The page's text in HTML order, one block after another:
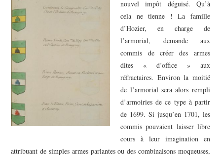
nouvel impôt déguisé. Qu’à
cela ne tienne ! La famille
d’Hozier, en charge de
l’armorial, demande aux
commis de créer des armes
dites « d’office » aux
réfractaires. Environ la moitié
de l’armorial sera alors rempli
d’armoiries de ce type à partir
de 1699. Si jusqu’en 1701, les
commis pouvaient laisser libre
cours à leur imagination en
attribuant de simples armes parlantes ou des combinaisons moqueuses,